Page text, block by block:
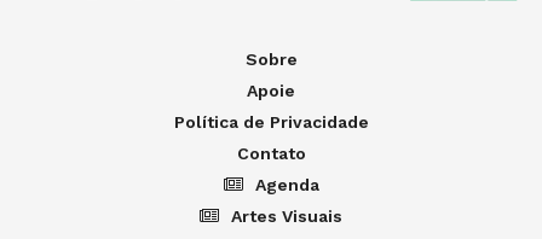
Sobre
Apoie
Política de Privacidade
Contato
Agenda
Artes Visuais